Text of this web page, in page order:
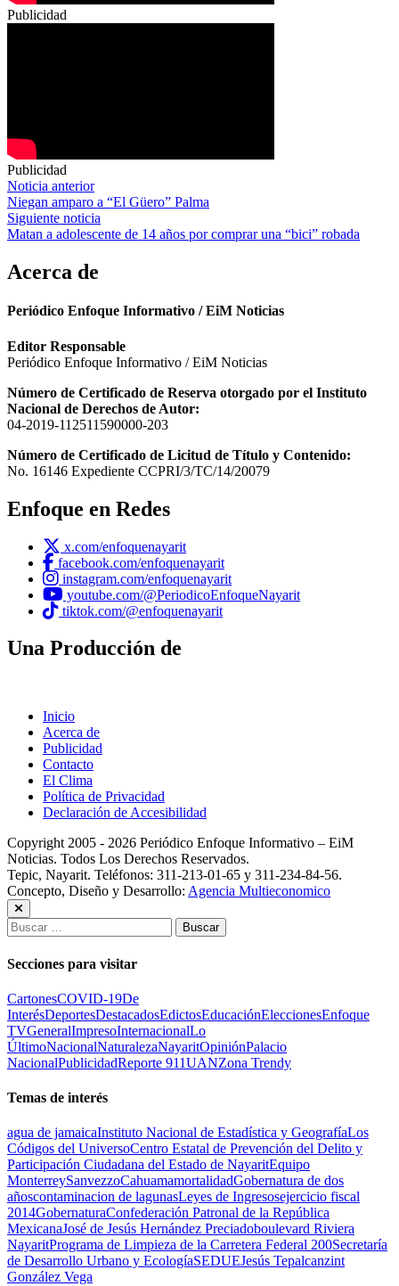
Publicidad
Publicidad
Navegación
de
entradas
Noticia anterior
Niegan amparo a “El Güero” Palma
Siguiente noticia
Matan a adolescente de 14 años por comprar una “bici” robada
Acerca de
Periódico Enfoque Informativo / EiM Noticias
Editor Responsable
Periódico Enfoque Informativo / EiM Noticias
Número de Certificado de Reserva otorgado por el Instituto
Nacional de Derechos de Autor:
04-2019-112511590000-203
Número de Certificado de Licitud de Título y Contenido:
No. 16146 Expediente CCPRI/3/TC/14/20079
Enfoque en Redes
x.com/enfoquenayarit
facebook.com/enfoquenayarit
instagram.com/enfoquenayarit
youtube.com/@PeriodicoEnfoqueNayarit
tiktok.com/@enfoquenayarit
Una Producción de
Inicio
Acerca de
Publicidad
Contacto
El Clima
Política de Privacidad
Declaración de Accesibilidad
Copyright 2005 - 2026 Periódico Enfoque Informativo – EiM
Noticias. Todos Los Derechos Reservados.
Tepic, Nayarit. Teléfonos: 311-213-01-65 y 311-234-84-56.
Concepto, Diseño y Desarrollo: Agencia Multieconomico
Buscar:
Secciones para visitar
CartonesCOVID-19De
InterésDeportesDestacadosEdictosEducaciónEleccionesEnfoque
TVGeneralImpresoInternacionalLo
ÚltimoNacionalNaturalezaNayaritOpiniónPalacio
NacionalPublicidadReporte 911UANZona Trendy
Temas de interés
agua de jamaicaInstituto Nacional de Estadística y GeografíaLos
Códigos del UniversoCentro Estatal de Prevención del Delito y
Participación Ciudadana del Estado de NayaritEquipo
MonterreySanvezzoCahuamamortalidadGobernatura de dos
añoscontaminacion de lagunasLeyes de Ingresosejercicio fiscal
2014GobernaturaConfederación Patronal de la República
MexicanaJosé de Jesús Hernández Preciadoboulevard Riviera
NayaritPrograma de Limpieza de la Carretera Federal 200Secretaría
de Desarrollo Urbano y EcologíaSEDUEJesús Tepalcanzint
González Vega